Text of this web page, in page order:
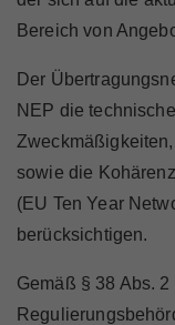
Über Uns
Bereich von
Der
NEP die
sowie die
(EU Ten Year
berücksichtigen.
Gemäß § 38 Abs.